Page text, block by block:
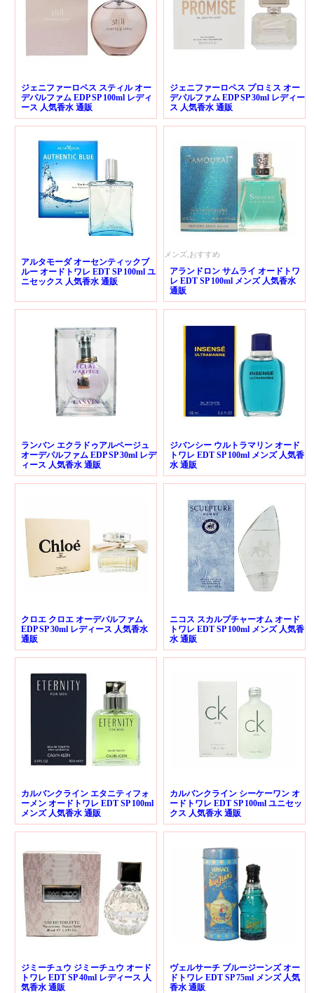
ジェニファーロペス スティル オー
デパルファム EDP SP 100ml レディ
ース 人気香水 通販
ジェニファーロペス プロミス オー
デパルファム EDP SP 30ml レディー
ス 人気香水 通販
アルタモーダ オーセンティックブ
ルー オードトワレ EDT SP 100ml ユ
ニセックス 人気香水 通販
メンズ,おすすめ
アランドロン サムライ オードトワ
レ EDT SP 100ml メンズ 人気香水
通販
ランバン エクラドゥアルページュ
オーデパルファム EDP SP 30ml レデ
ィース 人気香水 通販
ジバンシー ウルトラマリン オード
トワレ EDT SP 100ml メンズ 人気香
水 通販
クロエ クロエ オーデパルファム
EDP SP 30ml レディース 人気香水
通販
ニコス スカルプチャーオム オード
トワレ EDT SP 100ml メンズ 人気香
水 通販
カルバンクライン エタニティフォ
ーメン オードトワレ EDT SP 100ml
メンズ 人気香水 通販
カルバンクライン シーケーワン オ
ードトワレ EDT SP 100ml ユニセッ
クス 人気香水 通販
ジミーチュウ ジミーチュウ オード
トワレ EDT SP 40ml レディース 人
気香水 通販
ヴェルサーチ ブルージーンズ オー
ドトワレ EDT SP 75ml メンズ 人気
香水 通販